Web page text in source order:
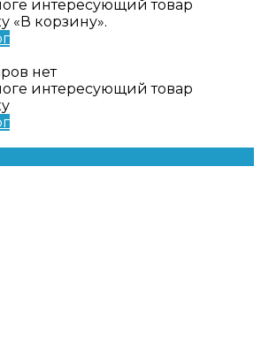
интересующий товар
«В корзину».
нет
интересующий товар